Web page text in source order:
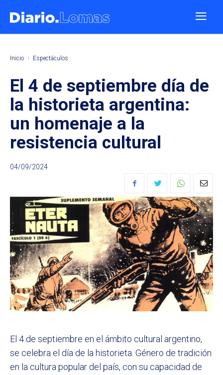
Inicio Espectáculos
El 4 de septiembre día de
la historieta argentina:
un homenaje a la
resistencia cultural
04/09/2024
El 4 de septiembre en el ámbito cultural argentino,
se celebra el día de la historieta. Género de tradición
en la cultura popular del país, con su capacidad de